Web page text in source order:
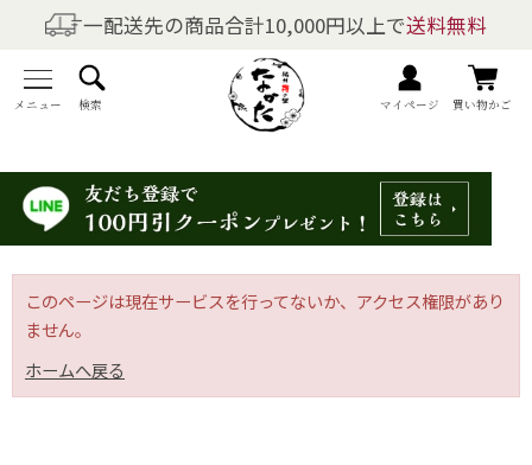
一配送先の商品合計10,000円以上で送料無料
メニュー 検索 マイページ 買い物かご
商品を探す
全商品一覧
梅干しの商品一覧
梅酒の商品一覧
梅製品・その他の商品一覧
メニュー
このページは現在サービスを行ってないか、アクセス権限があり
ません。
ホームへ戻る